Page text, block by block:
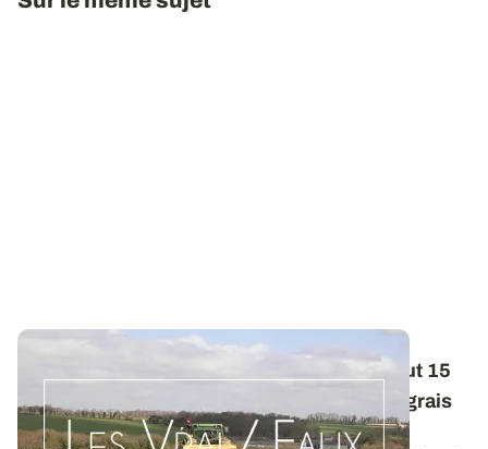
Les Vrai / Faux de la fertilisation - Oui, il faut 15
mm de pluie pour valoriser un apport d’engrais
azoté